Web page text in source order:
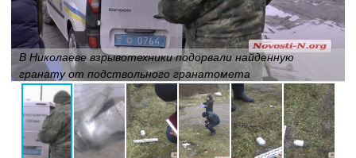
В Николаеве взрывотехники подорвали найденную
гранату от подствольного гранатомета